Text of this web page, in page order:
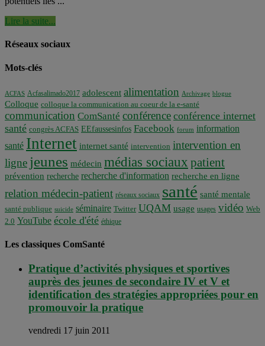
Lire la suite...
Réseaux sociaux
Mots-clés
ACFAS Acfasalimado2017 adolescent alimentation Archivage blogue
Colloque colloque la communication au coeur de la e-santé
communication ComSanté conférence conférence internet
santé congrès ACFAS EEfaussesinfos Facebook forum information
santé Internet internet santé intervention intervention en
ligne jeunes médecin médias sociaux patient
prévention recherche recherche d'information recherche en ligne
relation médecin-patient réseaux sociaux santé santé mentale
santé publique suicide séminaire Twitter UQAM usage usages vidéo Web
2.0 YouTube école d'été éthique
Les classiques ComSanté
Pratique d’activités physiques et sportives
auprès des jeunes de secondaire IV et V et
identification des stratégies appropriées pour en
promouvoir la pratique
vendredi 17 juin 2011